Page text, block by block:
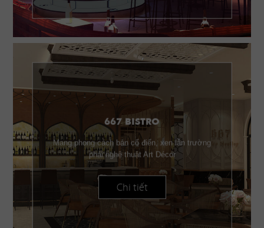
667 BISTRO
Mang phong cách bán cổ điển, xen lẫn trường
phái nghệ thuật Art Décor
Chi tiết